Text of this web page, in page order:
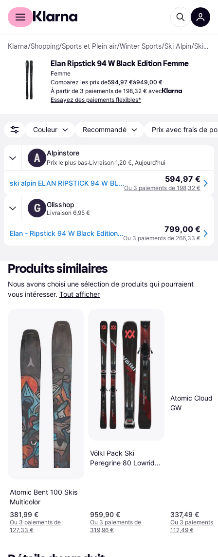
Acheter avec Klarna
Klarna/Shopping/Sports et Plein air/Winter Sports/Ski Alpin/ Skis de descente
Elan Ripstick 94 W Black Edition Femme
Femme
Comparez les prix de594,97 €à949,00 €
À partir de 3 paiements de 198,32 € avec
Essayez des paiements flexibles*
Couleur Recommandé Prix avec frais de
A Alpinstore
Prix le plus bas·Livraison 1,20 €, Aujourd'hui
ski alpin ELAN RIPSTICK 94 W BLACK EDITION Femme - 2025 594,97 €
Ou 3 paiements de 198,32 €
G Glisshop
Livraison 6,95 €
Elan - Ripstick 94 W Black Edition - 161 - Ski 799,00 €
Ou 3 paiements de 266,33 €
Produits similaires
Nous avons choisi une sélection de produits qui pourraient
vous intéresser. Tout afficher
Atomic Bent 100 Skis
Multicolor
381,99 €
Ou 3 paiements de
127,33 €
Völkl Pack Ski
Peregrine 80 Lowride
959,90 €
Ou 3 paiements de
319,96 €
Atomic Cloud
GW
337,49 €
Ou 3 paiements
112,49 €